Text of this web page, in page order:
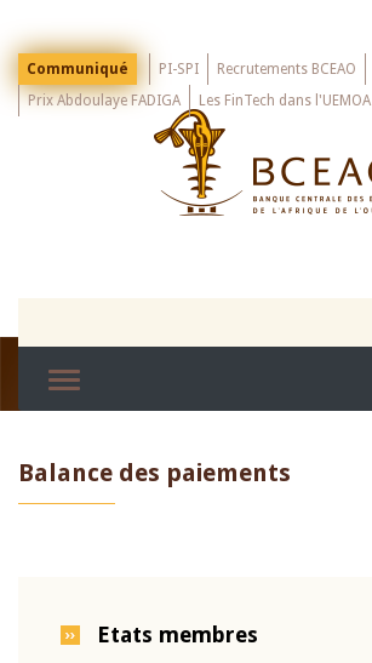
mainMenu
Top
Communiqué PI-SPI Recrutements BCEAO
Prix Abdoulaye FADIGA
Les FinTech dans l'UEMOA
Balance des paiements
Etats membres